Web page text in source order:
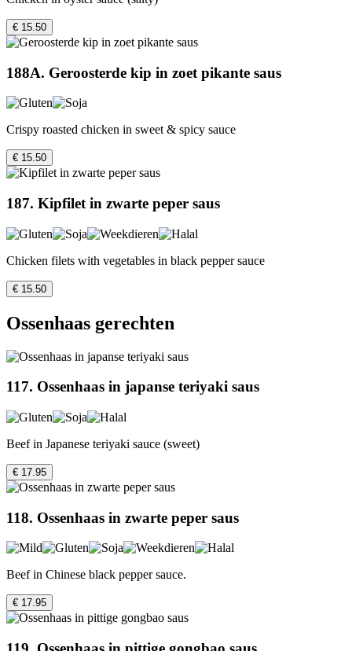
€ 15.50
188A. Geroosterde kip in zoet pikante saus
Crispy roasted chicken in sweet & spicy sauce
€ 15.50
187. Kipfilet in zwarte peper saus
Chicken filets with vegetables in black pepper sauce
€ 15.50
Ossenhaas gerechten
117. Ossenhaas in japanse teriyaki saus
Beef in Japanese teriyaki sauce (sweet)
€ 17.95
118. Ossenhaas in zwarte peper saus
Beef in Chinese black pepper sauce.
€ 17.95